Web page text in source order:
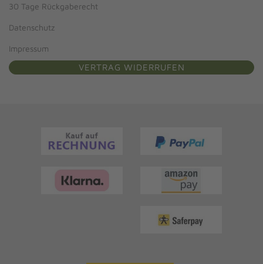
30 Tage Rückgaberecht
Datenschutz
Impressum
VERTRAG WIDERRUFEN